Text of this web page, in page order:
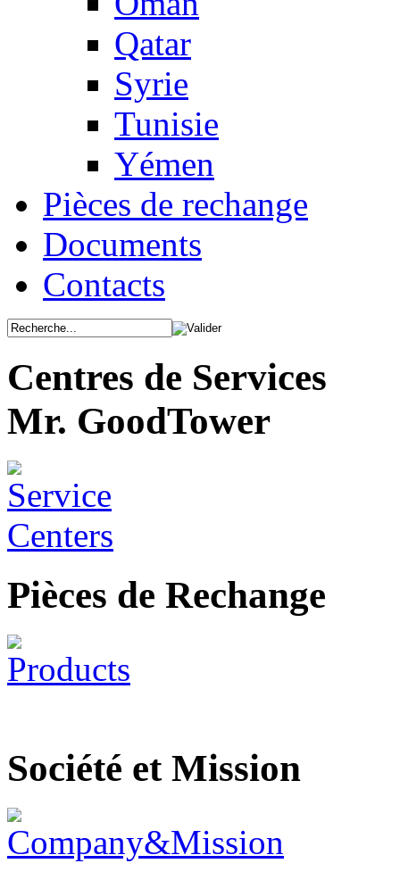
Qatar
Syrie
Tunisie
Yémen
Pièces de rechange
Documents
Contacts
Centres de Services
Mr. GoodTower
Pièces de Rechange
Société et Mission